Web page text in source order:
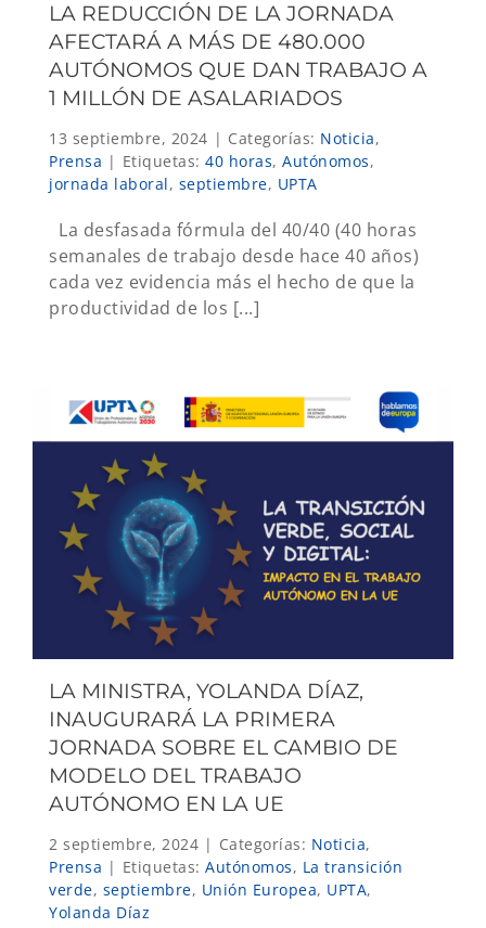
LA REDUCCIÓN DE LA JORNADA
AFECTARÁ A MÁS DE 480.000
AUTÓNOMOS QUE DAN TRABAJO A
1 MILLÓN DE ASALARIADOS
13 septiembre, 2024 | Categorías: Noticia,
Prensa | Etiquetas: 40 horas, Autónomos,
jornada laboral, septiembre, UPTA
La desfasada fórmula del 40/40 (40 horas
semanales de trabajo desde hace 40 años)
cada vez evidencia más el hecho de que la
productividad de los [...]
LA MINISTRA, YOLANDA DÍAZ,
INAUGURARÁ LA PRIMERA
JORNADA SOBRE EL CAMBIO DE
MODELO DEL TRABAJO
AUTÓNOMO EN LA UE
2 septiembre, 2024 | Categorías: Noticia,
Prensa | Etiquetas: Autónomos, La transición
verde, septiembre, Unión Europea, UPTA,
Yolanda Díaz